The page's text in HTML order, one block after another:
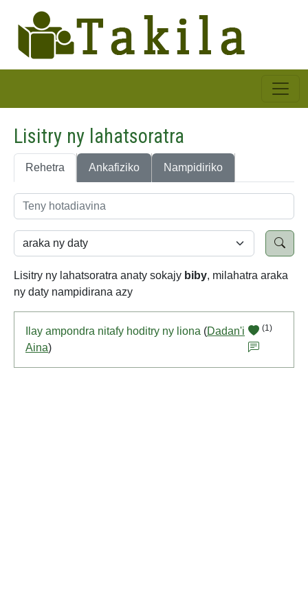
Lisitry ny lahatsoratra
Rehetra Ankafiziko Nampidiriko
Lisitry ny lahatsoratra anaty sokajy biby, milahatra araka
ny daty nampidirana azy
Ilay ampondra nitafy hoditry ny liona (Dadan'i
Aina)
(1)